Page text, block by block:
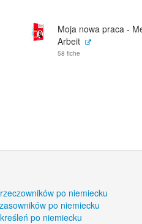
Moja nowa praca -
Arbeit
58 fiche
po niemiecku
po niemiecku
po niemiecku